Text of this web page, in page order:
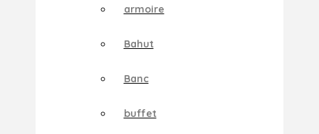
armoire
Bahut
Banc
buffet